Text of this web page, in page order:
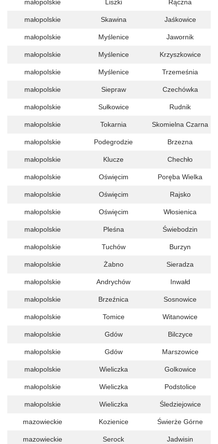
małopolskie Liszki Rączna
małopolskie Skawina Jaśkowice
małopolskie Myślenice Jawornik
małopolskie Myślenice Krzyszkowice
małopolskie Myślenice Trzemeśnia
małopolskie Siepraw Czechówka
małopolskie Sułkowice Rudnik
małopolskie Tokarnia Skomielna Czarna
małopolskie Podegrodzie Brzezna
małopolskie Klucze Chechło
małopolskie Oświęcim Poręba Wielka
małopolskie Oświęcim Rajsko
małopolskie Oświęcim Włosienica
małopolskie Pleśna Świebodzin
małopolskie Tuchów Burzyn
małopolskie Żabno Sieradza
małopolskie Andrychów Inwałd
małopolskie Brzeźnica Sosnowice
małopolskie Tomice Witanowice
małopolskie Gdów Bilczyce
małopolskie Gdów Marszowice
małopolskie Wieliczka Golkowice
małopolskie Wieliczka Podstolice
małopolskie Wieliczka Śledziejowice
mazowieckie Kozienice Świerże Górne
mazowieckie Serock Jadwisin